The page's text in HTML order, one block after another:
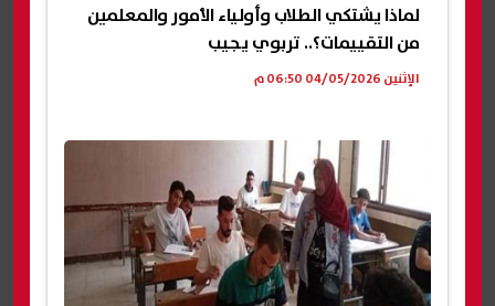
لماذا يشتكي الطلاب وأولياء الأمور والمعلمين
من التقييمات؟.. تربوي يجيب
الإثنين 04/05/2026 06:50 م